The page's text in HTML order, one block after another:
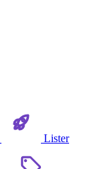
Lister